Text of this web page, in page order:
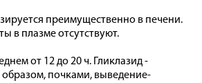
преимущественно в печени.
в плазме отсутствуют.
от­ 12­ до­ 20­ ч.­ Гликлазид
образом,­ почками,­ выведение­